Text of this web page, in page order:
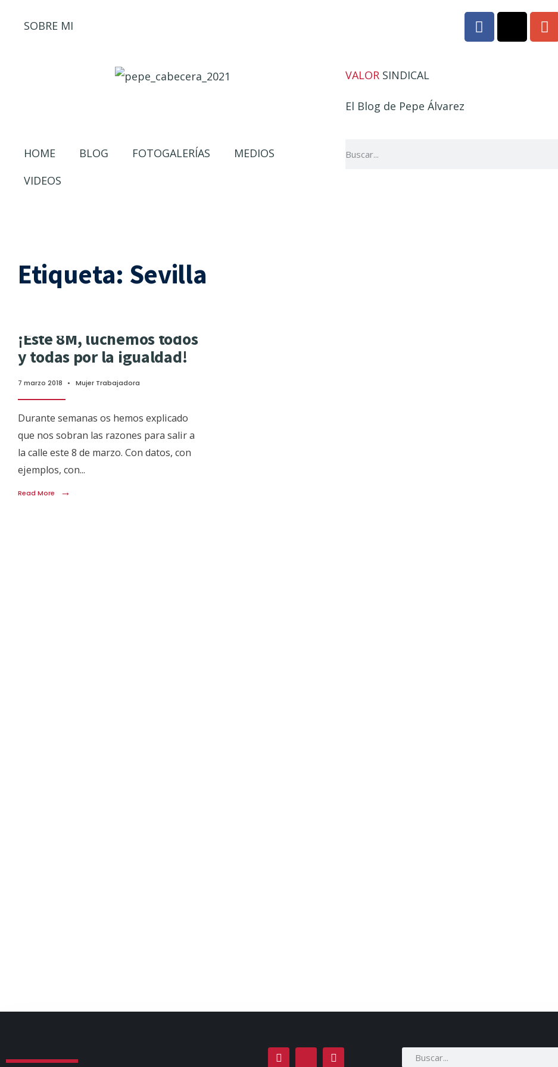
SOBRE MI
VALOR SINDICAL
El Blog de Pepe Álvarez
HOME BLOG FOTOGALERÍAS
MEDIOS
VIDEOS
Etiqueta: Sevilla
¡Este 8M, luchemos todos
y todas por la igualdad!
7 marzo 2018 • Mujer Trabajadora
Durante semanas os hemos explicado
que nos sobran las razones para salir a
la calle este 8 de marzo. Con datos, con
ejemplos, con...
Read More →